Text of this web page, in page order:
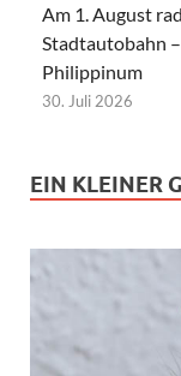
Am 1. August
Stadtautobahn
Philippinum
30. Juli 2026
EIN KLEINER